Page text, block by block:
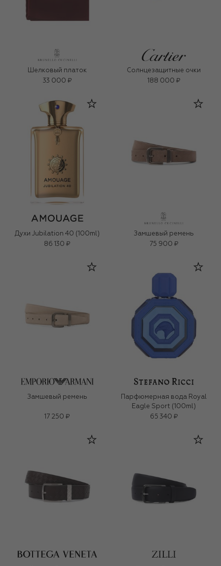
Шелковый платок
33 000 ₽
Солнцезащитные очки
188 000 ₽
Духи Jubilation 40 (100ml)
86 130 ₽
Замшевый ремень
75 900 ₽
Замшевый ремень
17 250 ₽
Парфюмерная вода Royal
Eagle Sport (100ml)
65 340 ₽